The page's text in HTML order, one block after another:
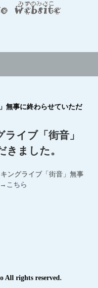
無事に終わらせていただ
イブ「街音」
きました。
ングライブ「街音」無事
こちら
All rights reserved.